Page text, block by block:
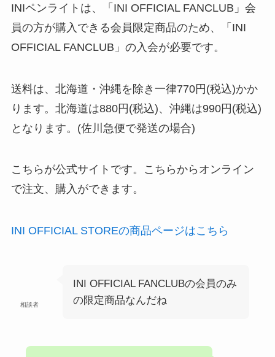
INIペンライトは、「INI OFFICIAL FANCLUB」会
員の方が購入できる会員限定商品のため、「INI
OFFICIAL FANCLUB」の入会が必要です。
送料は、北海道・沖縄を除き一律770円(税込)かか
ります。北海道は880円(税込)、沖縄は990円(税込)
となります。(佐川急便で発送の場合)
こちらが公式サイトです。こちらからオンライン
で注文、購入ができます。
INI OFFICIAL STOREの商品ページはこちら
相談者
INI OFFICIAL FANCLUBの会員のみ
の限定商品なんだね